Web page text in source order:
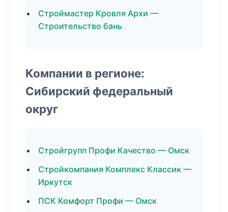
Строймастер Кровля Архи —
Строительство бань
Компании в регионе:
Сибирский федеральный
округ
Стройгрупп Профи Качество — Омск
Стройкомпания Комплекс Классик —
Иркутск
ПСК Комфорт Профи — Омск